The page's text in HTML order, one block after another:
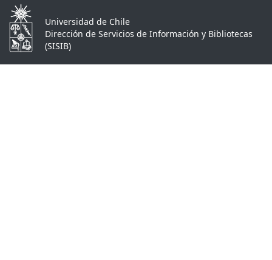
Universidad de Chile
Dirección de Servicios de Información y Bibliotecas
(SISIB)